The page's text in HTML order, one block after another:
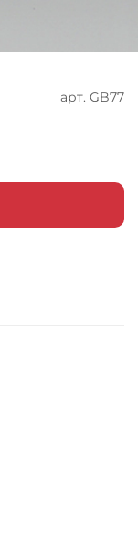
арт. GB77